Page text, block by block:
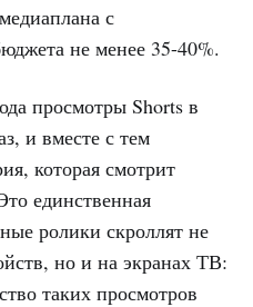
с
не менее 35-40%.
просмотры Shorts в
и вместе с тем
которая смотрит
единственная
ролики скроллят не
но и на экранах ТВ:
таких просмотров